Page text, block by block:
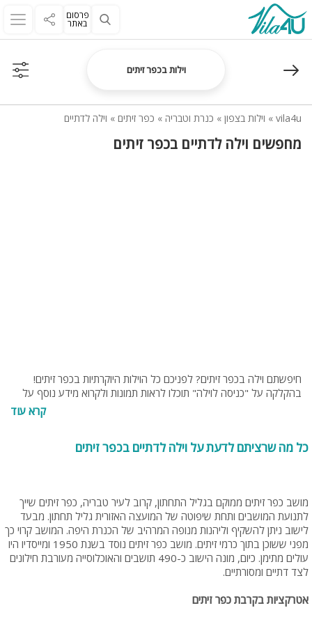
פרסום
באתר
וילות בכפר זיתים
vila4u
» וילות בצפון » כנרת וטבריה » כפר זיתים » וילה לדתיים
מחפשים וילה לדתיים בכפר זיתים
חיפשתם וילה בכפר זיתים? לפניכם כל הוילות היוקרתיות בכפר זיתים!
בהקלקה על "כניסה לוילה" תוכלו לראות תמונות ולקרוא מידע נוסף על
קרא עוד
כל מה שרציתם לדעת על וילה לדתיים בכפר זיתים
מושב כפר זיתים ממוקם בגליל התחתון, קרוב לעיר טבריה, כפר זיתים שייך
לתנועת המושבים ותחת שיפוטה של המועצה האזורית גליל תחתון. מבעד
לישוב ניתן להשקיף וליהנות מנופה המרהיב של הכנרת היפה. המושב קרוי כך
מפני ששוכן בתוך כרמי זיתים. מושב כפר זיתים נוסד בשנת 1950 ומייסדיו היו
עולים מתימן. כיום, מונה הישוב כ-490 תושבים והאוכלוסייה מעורבת חילונים
לצד דתיים ומסורתיים.
אטרקציות בקרבת כפר זיתים